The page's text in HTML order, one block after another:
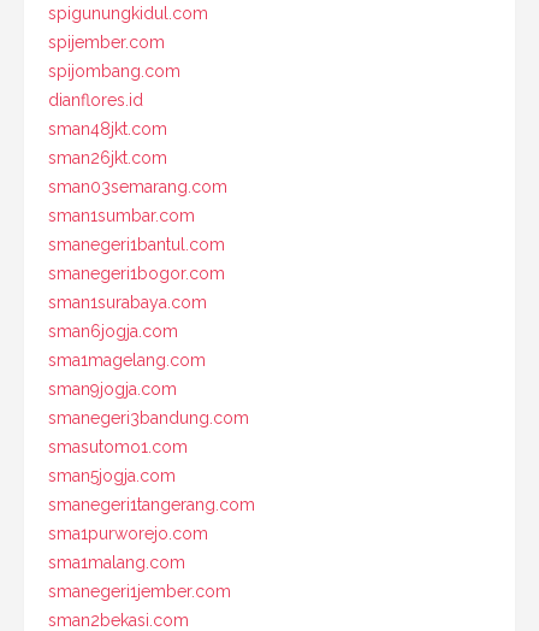
spigunungkidul.com
spijember.com
spijombang.com
dianflores.id
sman48jkt.com
sman26jkt.com
sman03semarang.com
sman1sumbar.com
smanegeri1bantul.com
smanegeri1bogor.com
sman1surabaya.com
sman6jogja.com
sma1magelang.com
sman9jogja.com
smanegeri3bandung.com
smasutomo1.com
sman5jogja.com
smanegeri1tangerang.com
sma1purworejo.com
sma1malang.com
smanegeri1jember.com
sman2bekasi.com